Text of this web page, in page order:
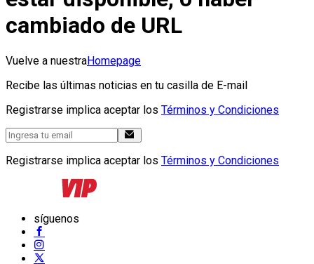
cambiado de URL
Vuelve a nuestraHomepage
Recibe las últimas noticias en tu casilla de E-mail
Registrarse implica aceptar los Términos y Condiciones
Registrarse implica aceptar los Términos y Condiciones
síguenos